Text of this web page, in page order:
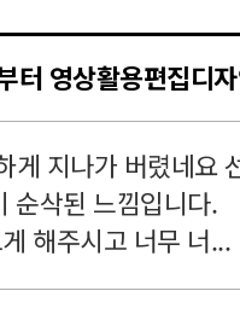
게 지나가 버렸네요
순삭된 느낌입니다.
해주시고 너무 너...